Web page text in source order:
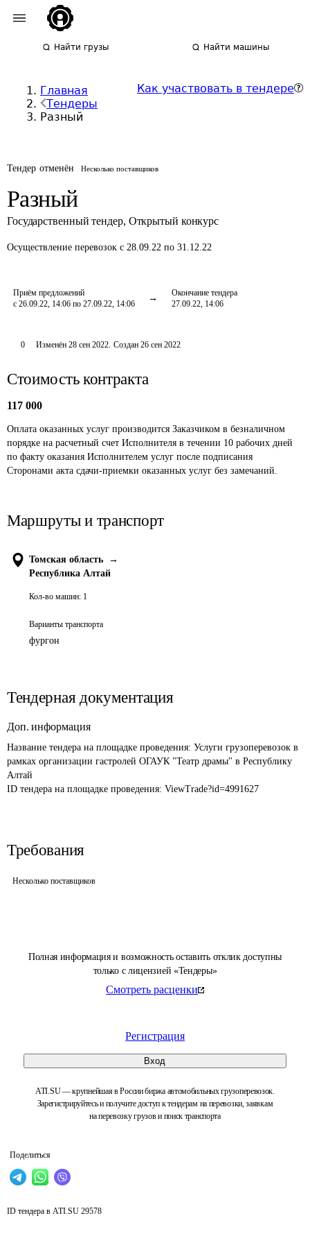
Найти грузы Найти машины
Главная
Тендеры
Разный
Как участвовать в тендере
Тендер отменён Несколько поставщиков
Разный
Государственный тендер, Открытый конкурс
Осуществление перевозок с 28.09.22 по 31.12.22
Приём предложений
с 26.09.22, 14:06 по 27.09.22, 14:06
Окончание тендера
27.09.22, 14:06
Полная информация и возможность оставить отклик доступны
только с лицензией «Тендеры»
Смотреть расценки
Регистрация
Вход
ATI.SU — крупнейшая в России биржа автомобильных грузоперевозок.
Зарегистрируйтесь и получите доступ к тендерам на перевозки, заявкам
на перевозку грузов и поиск транспорта
Поделиться
0 Изменён 28 сен 2022. Создан 26 сен 2022
Стоимость контракта
117 000
Оплата оказанных услуг производится Заказчиком в безналичном
порядке на расчетный счет Исполнителя в течении 10 рабочих дней
по факту оказания Исполнителем услуг после подписания
Сторонами акта сдачи-приемки оказанных услуг без замечаний.
Маршруты и транспорт
Томская область
→
Республика Алтай
Кол-во машин: 1
Варианты транспорта
фургон
Тендерная документация
Доп. информация
Название тендера на площадке проведения: Услуги грузоперевозок в
рамках организации гастролей ОГАУК "Театр драмы" в Республику
Алтай
ID тендера на площадке проведения: ViewTrade?id=4991627
Требования
Несколько поставщиков
ID тендера в ATI.SU 29578